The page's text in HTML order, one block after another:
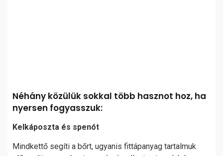
Néhány közülük sokkal több hasznot hoz, ha
nyersen fogyasszuk:
Kelkáposzta és spenót
Mindkettő segíti a bőrt, ugyanis fittápanyag tartalmuk